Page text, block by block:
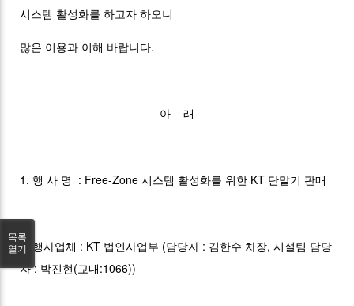
시스템 활성화를 하고자 하오니
많은 이용과 이해 바랍니다.
- 아 래 -
1. 행 사 명 : Free-Zone 시스템 활성화를 위한 KT 단말기 판매
2. 행사업체 : KT 법인사업부 (담당자 : 김한수 차장, 시설팀 담당
자 : 박진현(교내:1066))
목록
열기